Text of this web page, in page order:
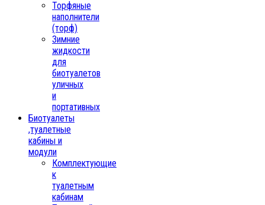
Торфяные
наполнители
(торф)
Зимние
жидкости
для
биотуалетов
уличных
и
портативных
Биотуалеты
,туалетные
кабины и
модули
Комплектующие
к
туалетным
кабинам